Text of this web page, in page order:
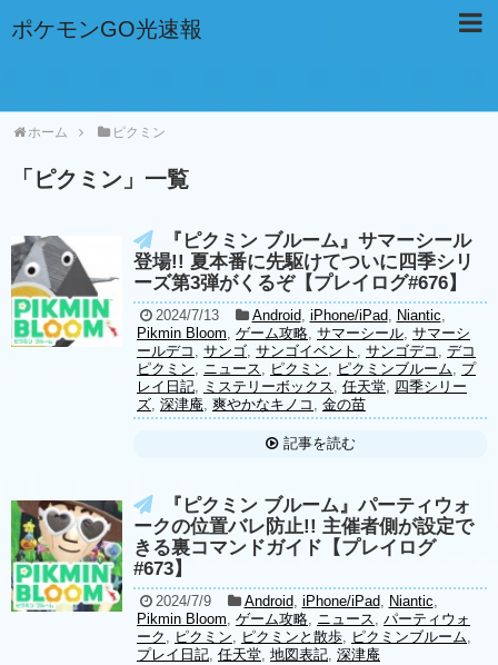
ポケモンGO光速報
ホーム ピクミン
「 ピクミン 」 一覧
『ピクミン ブルーム』サマーシール
登場!! 夏本番に先駆けてついに四季シリ
ーズ第3弾がくるぞ【プレイログ#676】
2024/7/13 Android, iPhone/iPad, Niantic,
Pikmin Bloom, ゲーム攻略, サマーシール, サマーシ
ールデコ , サンゴ, サンゴイベント , サンゴデコ , デコ
ピクミン, ニュース, ピクミン, ピクミンブルーム, プ
レイ日記, ミステリーボックス, 任天堂, 四季シリー
ズ, 深津庵, 爽やかなキノコ , 金の苗
記事を読む
『ピクミン ブルーム』パーティウォ
ークの位置バレ防止!! 主催者側が設定で
きる裏コマンドガイド【プレイログ
#673】
2024/7/9 Android, iPhone/iPad, Niantic,
Pikmin Bloom, ゲーム攻略, ニュース, パーティウォ
ーク , ピクミン, ピクミンと散歩, ピクミンブルーム,
プレイ日記, 任天堂, 地図表記, 深津庵